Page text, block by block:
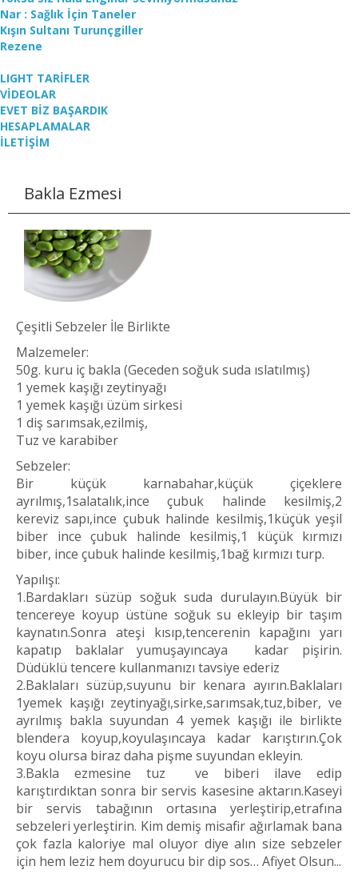
Nar : Sağlık İçin Taneler
Kışın Sultanı Turunçgiller
Rezene
LIGHT TARİFLER
VİDEOLAR
EVET BİZ BAŞARDIK
HESAPLAMALAR
İLETİŞİM
Bakla Ezmesi
Çeşitli Sebzeler İle Birlikte
Malzemeler:
50g. kuru iç bakla (Geceden soğuk suda ıslatılmış)
1 yemek kaşığı zeytinyağı
1 yemek kaşığı üzüm sirkesi
1 diş sarımsak,ezilmiş,
Tuz ve karabiber
Sebzeler:
Bir küçük karnabahar,küçük çiçeklere
ayrılmış,1salatalık,ince çubuk halinde kesilmiş,2
kereviz sapı,ince çubuk halinde kesilmiş,1küçük yeşil
biber ince çubuk halinde kesilmiş,1 küçük kırmızı
biber, ince çubuk halinde kesilmiş,1bağ kırmızı turp.
Yapılışı:
1.Bardakları süzüp soğuk suda durulayın.Büyük bir
tencereye koyup üstüne soğuk su ekleyip bir taşım
kaynatın.Sonra ateşi kısıp,tencerenin kapağını yarı
kapatıp baklalar yumuşayıncaya kadar pişirin.
Düdüklü tencere kullanmanızı tavsiye ederiz
2.Baklaları süzüp,suyunu bir kenara ayırın.Baklaları
1yemek kaşığı zeytinyağı,sirke,sarımsak,tuz,biber, ve
ayrılmış bakla suyundan 4 yemek kaşığı ile birlikte
blendera koyup,koyulaşıncaya kadar karıştırın.Çok
koyu olursa biraz daha pişme suyundan ekleyin.
3.Bakla ezmesine tuz ve biberi ilave edip
karıştırdıktan sonra bir servis kasesine aktarın.Kaseyi
bir servis tabağının ortasına yerleştirip,etrafına
sebzeleri yerleştirin. Kim demiş misafir ağırlamak bana
çok fazla kaloriye mal oluyor diye alın size sebzeler
için hem leziz hem doyurucu bir dip sos… Afiyet Olsun...